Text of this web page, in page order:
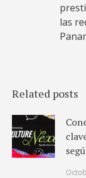
las
Related posts